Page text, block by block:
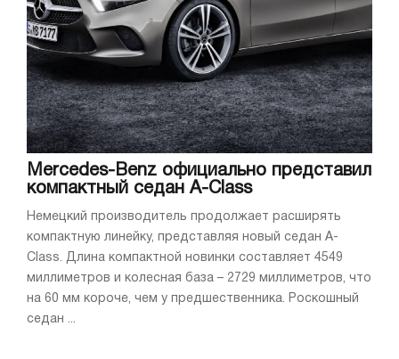
Mercedes-Benz официально представил
компактный седан A-Class
Немецкий производитель продолжает расширять
компактную линейку, представляя новый седан A-
Class. Длина компактной новинки составляет 4549
миллиметров и колесная база – 2729 миллиметров, что
на 60 мм короче, чем у предшественника. Роскошный
седан ...